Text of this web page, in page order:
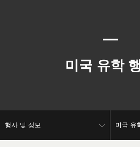
미국 유학
행사 및 정보 미국 유